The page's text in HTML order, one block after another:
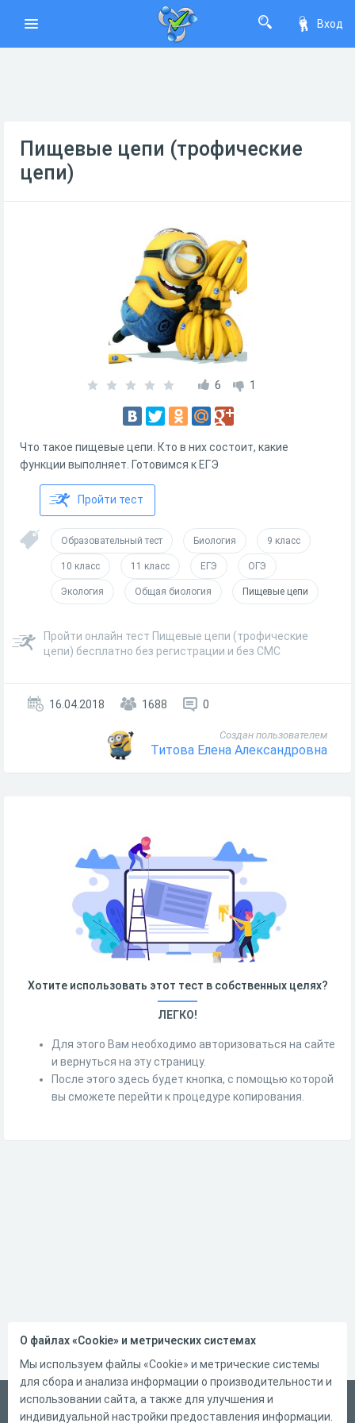
Вход
Пищевые цепи (трофические
цепи)
6 1
Что такое пищевые цепи. Кто в них состоит, какие
функции выполняет. Готовимся к ЕГЭ
Пройти тест
Образовательный тест Биология 9 класс
10 класс 11 класс ЕГЭ ОГЭ
Экология Общая биология Пищевые цепи
Пройти онлайн тест Пищевые цепи (трофические
цепи) бесплатно без регистрации и без СМС
16.04.2018 1688 0
Создан пользователем
Титова Елена Александровна
Хотите использовать этот тест в собственных целях?
ЛЕГКО!
Для этого Вам необходимо авторизоваться на сайте
и вернуться на эту страницу.
После этого здесь будет кнопка, с помощью которой
вы сможете перейти к процедуре копирования.
Русский
О файлах «Cookie» и метрических системах
Мы используем файлы «Cookie» и метрические системы
для сбора и анализа информации о производительности и
использовании сайта, а также для улучшения и
индивидуальной настройки предоставления информации.